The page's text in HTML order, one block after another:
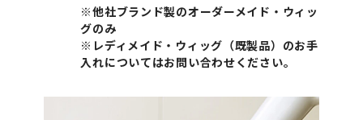
※他社ブランド製のオーダーメイド・ウィッ
グのみ
※レディメイド・ウィッグ（既製品）のお手
入れについてはお問い合わせください。